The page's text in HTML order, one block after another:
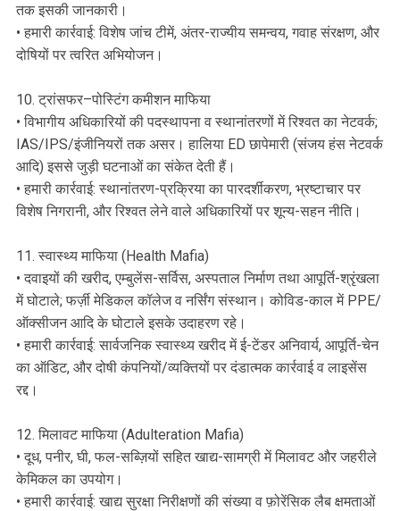
तक इसकी जानकारी।
• हमारी कार्रवाई: विशेष जांच टीमें, अंतर-राज्यीय समन्वय, गवाह संरक्षण, और
दोषियों पर त्वरित अभियोजन।
10. ट्रांसफर–पोस्टिंग कमीशन माफिया
• विभागीय अधिकारियों की पदस्थापना व स्थानांतरणों में रिश्वत का नेटवर्क;
IAS/IPS/इंजीनियरों तक असर। हालिया ED छापेमारी (संजय हंस नेटवर्क
आदि) इससे जुड़ी घटनाओं का संकेत देती हैं।
• हमारी कार्रवाई: स्थानांतरण-प्रक्रिया का पारदर्शीकरण, भ्रष्टाचार पर
विशेष निगरानी, और रिश्वत लेने वाले अधिकारियों पर शून्य-सहन नीति।
11. स्वास्थ्य माफिया (Health Mafia)
• दवाइयों की खरीद, एम्बुलेंस-सर्विस, अस्पताल निर्माण तथा आपूर्ति-श्रृंखला
में घोटाले; फर्ज़ी मेडिकल कॉलेज व नर्सिंग संस्थान। कोविड-काल में PPE/
ऑक्सीजन आदि के घोटाले इसके उदाहरण रहे।
• हमारी कार्रवाई: सार्वजनिक स्वास्थ्य खरीद में ई-टेंडर अनिवार्य, आपूर्ति-चेन
का ऑडिट, और दोषी कंपनियों/व्यक्तियों पर दंडात्मक कार्रवाई व लाइसेंस
रद्द।
12. मिलावट माफिया (Adulteration Mafia)
• दूध, पनीर, घी, फल-सब्ज़ियों सहित खाद्य-सामग्री में मिलावट और जहरीले
केमिकल का उपयोग।
• हमारी कार्रवाई: खाद्य सुरक्षा निरीक्षणों की संख्या व फ़ोरेंसिक लैब क्षमताओं